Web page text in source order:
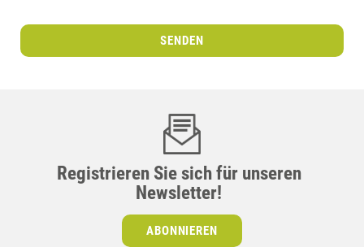
SENDEN
Registrieren Sie sich für unseren
Newsletter!
ABONNIEREN